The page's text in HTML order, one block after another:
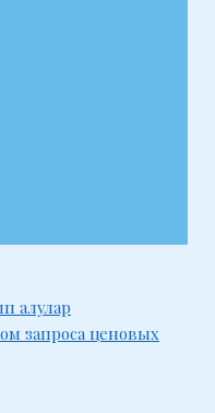
алулар
запроса ценовых